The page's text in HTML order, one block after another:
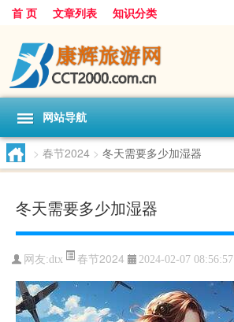
首 页 文章列表 知识分类
网站导航
> 春节2024 > 冬天需要多少加湿器
冬天需要多少加湿器
网友:dtx 春节2024 2024-02-07 08:56:57